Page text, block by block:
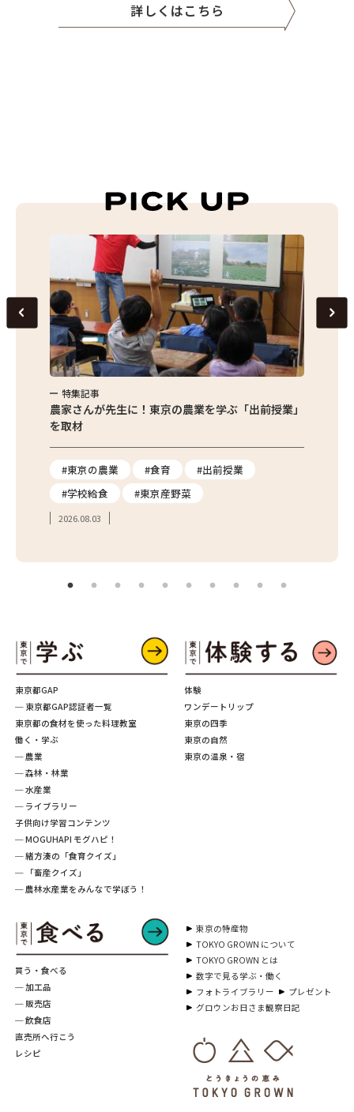
詳しくはこちら
特集記事
農家さんが先生に！東京の農業を学ぶ「出前授業」
を取材
#東京の農業 #食育
#出前授業
#学校給食
#東京産野菜
2026.08.03
東京都GAP
─ 東京都GAP認証者一覧
東京都の食材を使った料理教室
働く・学ぶ
─ 農業
─ 森林・林業
─ 水産業
─ ライブラリー
子供向け学習コンテンツ
─ MOGUHAPI モグハピ！
─ 緒方湊の「食育クイズ」
─ 「畜産クイズ」
─ 農林水産業をみんなで学ぼう！
買う・食べる
─ 加工品
─ 販売店
─ 飲食店
直売所へ行こう
レシピ
体験
ワンデートリップ
東京の四季
東京の自然
東京の温泉・宿
東京の特産物
TOKYO GROWN について
TOKYO GROWN とは
数字で見る学ぶ・働く
フォトライブラリー
プレゼント
グロウンお日さま観察日記